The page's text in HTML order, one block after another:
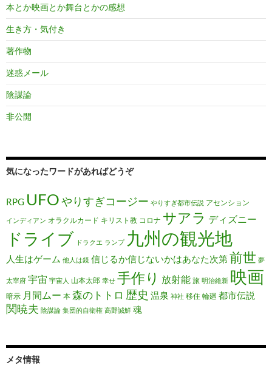
本とか映画とか舞台とかの感想
生き方・気付き
著作物
迷惑メール
陰謀論
非公開
気になったワードがあればどうぞ
RPG UFOやりすぎコージー やりすぎ都市伝説 アセンション
インディアン オラクルカード キリスト教 コロナ サアラ ディズニー
ドライブ ドラクエ ランプ 九州の観光地
人生はゲーム 他人は鏡 信じるか信じないかはあなた次第前世 夢
太宰府 宇宙 宇宙人 山本太郎 幸せ 手作り 放射能 旅 明治維新 映画
暗示 月間ムー 本 森のトトロ 歴史 温泉 神社 移住 輪廻 都市伝説
関暁夫 陰謀論 集団的自衛権 高野誠鮮 魂
メタ情報